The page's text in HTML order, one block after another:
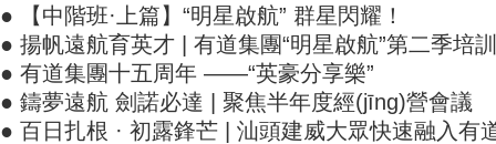
● 【中階班·上篇】“明星啟航” 群星閃耀！
● 揚帆遠航育英才 | 有道集團“明星啟航”第二季培
● 有道集團十五周年 ——“英豪分享樂”
● 鑄夢遠航 劍諾必達 | 聚焦半年度經(jīng)營會議
● 百日扎根 · 初露鋒芒 | 汕頭建威大眾快速融入有